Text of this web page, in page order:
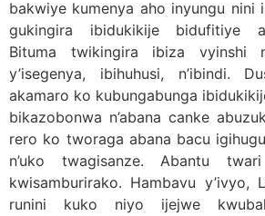
bakwiye kumenya aho inyungu nini
gukingira ibidukikije bidufitiye
Bituma twikingira ibiza vyinshi
y’isegenya, ibihuhusi, n’ibindi.
akamaro ko kubungabunga
bikazobonwa n’abana canke
rero ko tworaga abana bacu
n’uko twagisanze. Abantu
kwisamburirako. Hambavu y’ivyo,
runini kuko niyo ijejwe